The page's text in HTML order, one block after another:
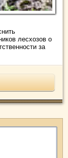
лесхозов о
за